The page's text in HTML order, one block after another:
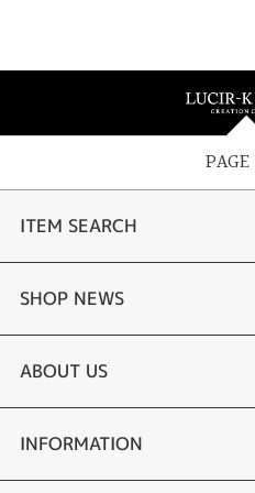
ITEM SEARCH
婚約指輪
結婚指輪
セットリング
SHOP NEWS
商品一覧
ブランドリスト
ABOUT US
店舗情報・会社概要
INFORMATION